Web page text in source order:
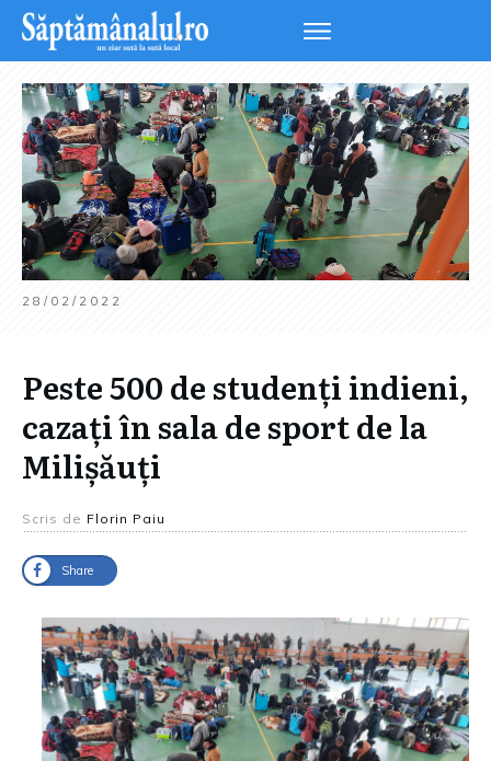
28/02/2022
Peste 500 de studenți indieni,
cazați în sala de sport de la
Milișăuți
Scris de Florin Paiu
Share